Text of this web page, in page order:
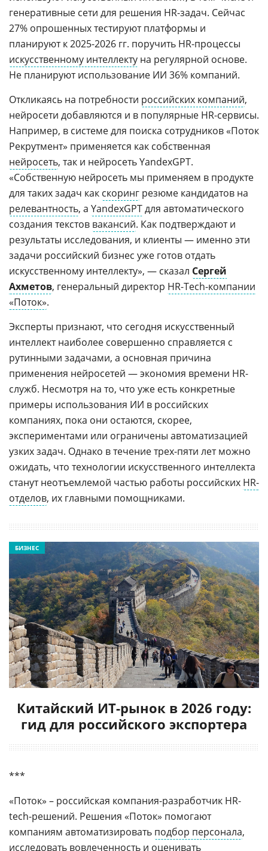
генеративные сети для решения HR-задач. Сейчас
27% опрошенных тестируют платформы и
планируют к 2025-2026 гг. поручить HR-процессы
искусственному интеллекту на регулярной основе.
Не планируют использование ИИ 36% компаний.
Откликаясь на потребности российских компаний,
нейросети добавляются и в популярные HR-сервисы.
Например, в системе для поиска сотрудников «Поток
Рекрутмент» применяется как собственная
нейросеть, так и нейросеть YandexGPT.
«Собственную нейросеть мы применяем в продукте
для таких задач как скоринг резюме кандидатов на
релевантность, а YandexGPTдля автоматического
создания текстов вакансий. Как подтверждают и
результаты исследования, и клиенты — именно эти
задачи российский бизнес уже готов отдать
искусственному интеллекту», — сказал Сергей
Ахметов, генеральный директор HR-Tech-компании
«Поток».
Эксперты признают, что сегодня искусственный
интеллект наиболее совершенно справляется с
рутинными задачами, а основная причина
применения нейросетей — экономия времени HR-
служб. Несмотря на то, что уже есть конкретные
примеры использования ИИ в российских
компаниях, пока они остаются, скорее,
экспериментами или ограничены автоматизацией
узких задач. Однако в течение трех-пяти лет можно
ожидать, что технологии искусственного интеллекта
станут неотъемлемой частью работы российских HR-
отделов, их главными помощниками.
Китайский ИТ-рынок в 2026 году:
гид для российского экспортера
БИЗНЕС
***
«Поток» – российская компания-разработчик HR-
tech-решений. Решения «Поток» помогают
компаниям автоматизировать подбор персонала,
исследовать вовлеченность и оценивать